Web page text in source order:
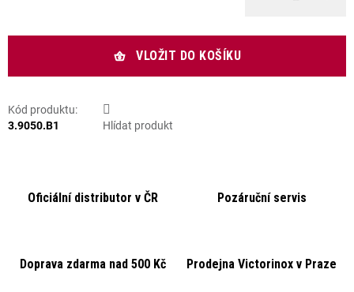
VLOŽIT DO KOŠÍKU
Kód produktu:
3.9050.B1
Hlídat produkt
Oficiální distributor v ČR Pozáruční servis
Doprava zdarma nad 500 Kč Prodejna Victorinox v Praze